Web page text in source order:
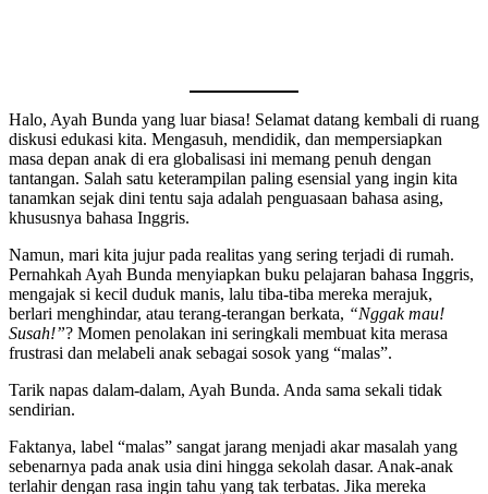
Halo, Ayah Bunda yang luar biasa! Selamat datang kembali di ruang
diskusi edukasi kita. Mengasuh, mendidik, dan mempersiapkan
masa depan anak di era globalisasi ini memang penuh dengan
tantangan. Salah satu keterampilan paling esensial yang ingin kita
tanamkan sejak dini tentu saja adalah penguasaan bahasa asing,
khususnya bahasa Inggris.
Namun, mari kita jujur pada realitas yang sering terjadi di rumah.
Pernahkah Ayah Bunda menyiapkan buku pelajaran bahasa Inggris,
mengajak si kecil duduk manis, lalu tiba-tiba mereka merajuk,
berlari menghindar, atau terang-terangan berkata, “Nggak mau!
Susah!”? Momen penolakan ini seringkali membuat kita merasa
frustrasi dan melabeli anak sebagai sosok yang “malas”.
Tarik napas dalam-dalam, Ayah Bunda. Anda sama sekali tidak
sendirian.
Faktanya, label “malas” sangat jarang menjadi akar masalah yang
sebenarnya pada anak usia dini hingga sekolah dasar. Anak-anak
terlahir dengan rasa ingin tahu yang tak terbatas. Jika mereka